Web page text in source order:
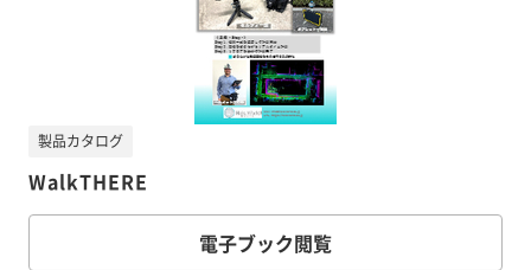
WalkTHERE
製品カタログ
電子ブック閲覧